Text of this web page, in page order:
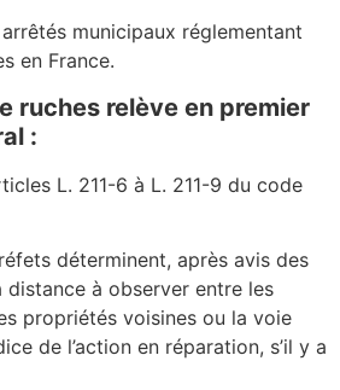
municipaux réglementant
en France.
ruches relève en premier
:
L. 211-6 à L. 211-9 du code
déterminent, après avis des
distance à observer entre les
propriétés voisines ou la voie
de l’action en réparation, s’il y a